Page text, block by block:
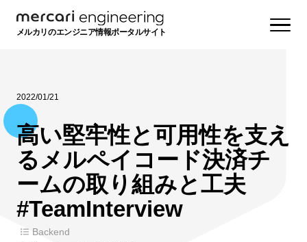
メルカリのエンジニア情報ポータルサイト
2022/01/21
高い堅牢性と可用性を支え
るメルペイコード決済チ
ームの取り組みと工夫
#TeamInterview
Backend